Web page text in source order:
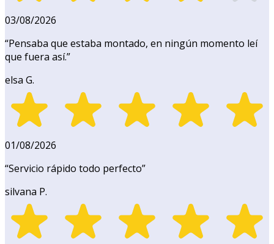
03/08/2026
“Pensaba que estaba montado, en ningún momento leí
que fuera así.”
elsa G.
01/08/2026
“Servicio rápido todo perfecto”
silvana P.